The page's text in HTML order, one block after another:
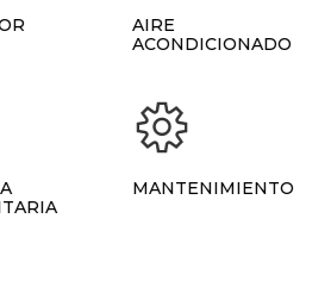
AIRE
ACONDICIONADO
MANTENIMIENTO